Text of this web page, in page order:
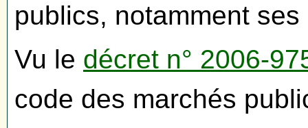
publics, notamment
Vu le décret n° 2006-
code des marchés